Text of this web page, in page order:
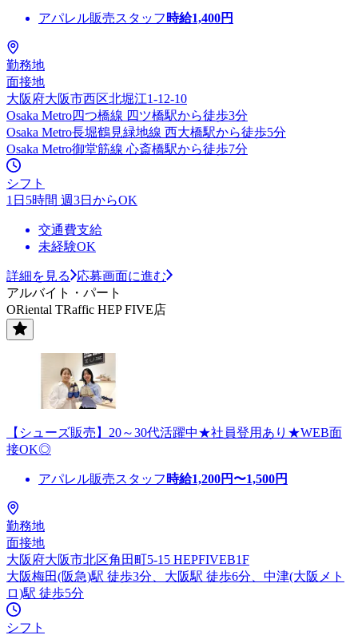
アパレル販売スタッフ 時給1,400円
勤務地
面接地
大阪府大阪市西区北堀江1-12-10
Osaka Metro四つ橋線 四ツ橋駅から徒歩3分
Osaka Metro長堀鶴見緑地線 西大橋駅から徒歩5分
Osaka Metro御堂筋線 心斎橋駅から徒歩7分
シフト
1日5時間 週3日からOK
交通費支給
未経験OK
詳細を見る
応募画面に進む
アルバイト・パート
ORiental TRaffic HEP FIVE店
【シューズ販売】20～30代活躍中★社員登用あり★WEB面
接OK◎
アパレル販売スタッフ 時給1,200円〜1,500円
勤務地
面接地
大阪府大阪市北区角田町5-15 HEPFIVEB1F
大阪梅田(阪急)駅 徒歩3分、大阪駅 徒歩6分、中津(大阪メト
ロ)駅 徒歩5分
シフト